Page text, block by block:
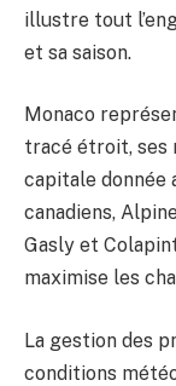
illustre tout
et sa saison.
Monaco
tracé étroit, ses
capitale donnée
canadiens,
Gasly et
maximise les
La gestion des
conditions